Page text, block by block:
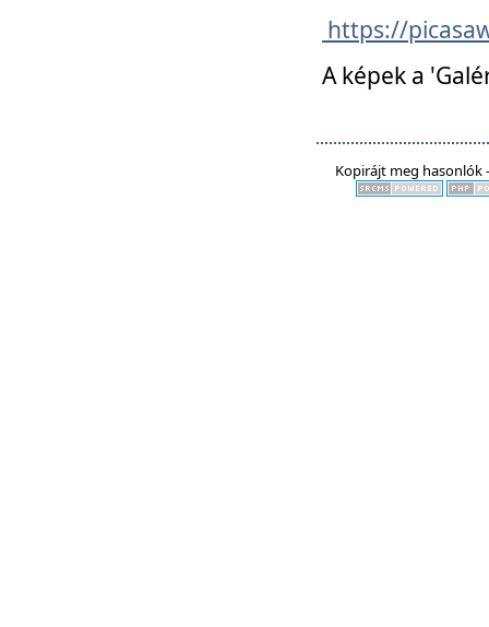
https://
A képek a
Kopirájt meg hasonlók